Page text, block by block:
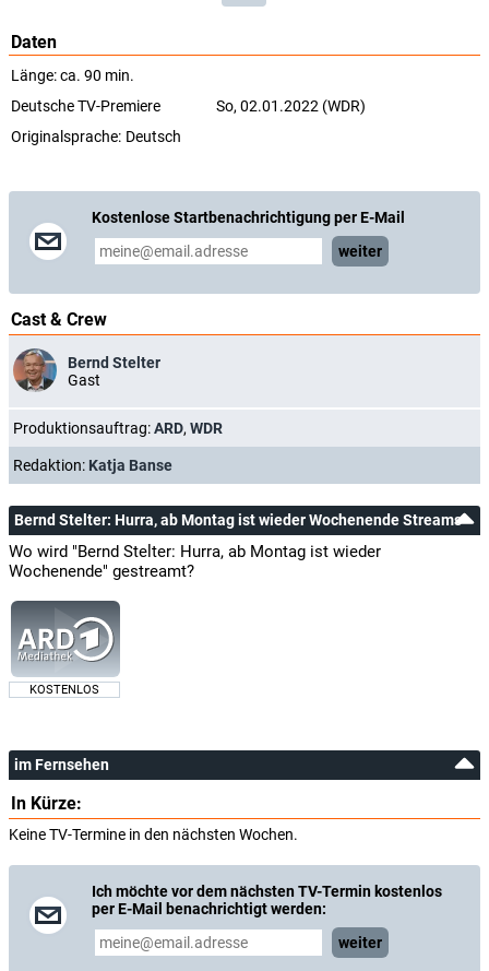
Daten
Länge: ca. 90 min.
Deutsche TV-Premiere
So, 02.01.2022 (WDR)
Originalsprache: Deutsch
Kostenlose Startbenachrichtigung per E-Mail
weiter
Cast & Crew
Bernd Stelter
Gast
Produktionsauftrag:ARD, WDR
Redaktion: Katja Banse
Bernd Stelter: Hurra, ab Montag ist wieder Wochenende Streams
Wo wird "Bernd Stelter: Hurra, ab Montag ist wieder
Wochenende" gestreamt?
KOSTENLOS
im Fernsehen
In Kürze:
Keine TV-Termine in den nächsten Wochen.
Ich möchte vor dem nächsten TV-Termin kostenlos
per E-Mail benachrichtigt werden:
weiter